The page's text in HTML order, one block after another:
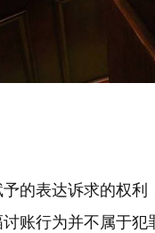
的表达诉求的权
账行为并不属于